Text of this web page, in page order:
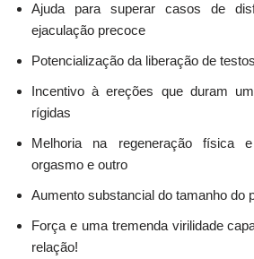
Ajuda para superar casos de
ejaculação precoce
Potencialização da liberação de
Incentivo à ereções que duram
rígidas
Melhoria na regeneração física
orgasmo e outro
Aumento substancial do tamanho do
Força e uma tremenda virilidade
relação!